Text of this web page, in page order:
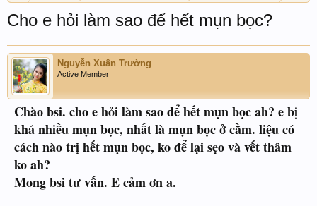
Cho e hỏi làm sao để hết mụn bọc?
Nguyễn Xuân Trường
Active Member
Chào bsi. cho e hỏi làm sao để hết mụn bọc ah? e bị
khá nhiều mụn bọc, nhất là mụn bọc ở cằm. liệu có
cách nào trị hết mụn bọc, ko để lại sẹo và vết thâm
ko ah?
Mong bsi tư vấn. E cảm ơn a.